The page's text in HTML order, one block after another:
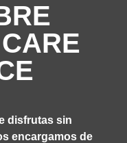
disfrutas sin
encargamos de